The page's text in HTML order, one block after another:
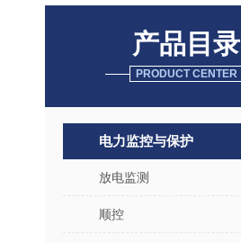
产品目录
PRODUCT CENTER
电力监控与保护
放电监测
顺控